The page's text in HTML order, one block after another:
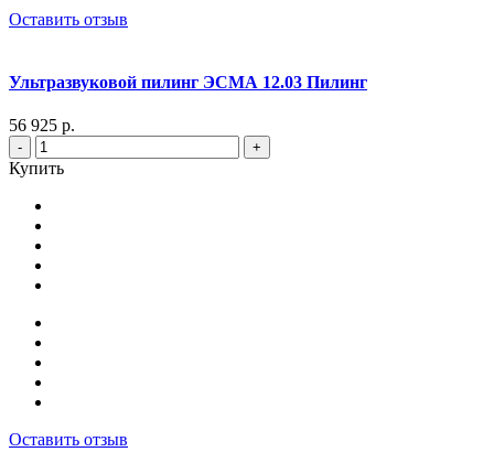
Оставить отзыв
Ультразвуковой пилинг ЭСМА 12.03 Пилинг
56 925 р.
- +
Купить
Оставить отзыв